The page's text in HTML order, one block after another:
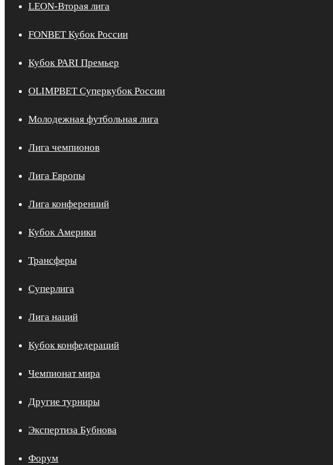
LEON-Вторая лига
FONBET Кубок России
Кубок PARI Премьер
OLIMPBET Суперкубок России
Молодежная футбольная лига
Лига чемпионов
Лига Европы
Лига конференций
Кубок Америки
Трансферы
Суперлига
Лига наций
Кубок конфедераций
Чемпионат мира
Другие турниры
Экспертиза Бубнова
Форум